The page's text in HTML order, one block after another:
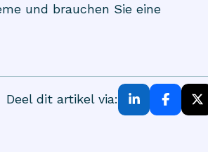
und brauchen Sie eine
Deel dit artikel via: